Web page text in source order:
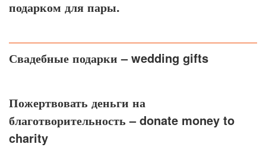
подарком для пары.
Свадебные подарки – wedding gifts
Пожертвовать деньги на
благотворительность – donate money to
charity